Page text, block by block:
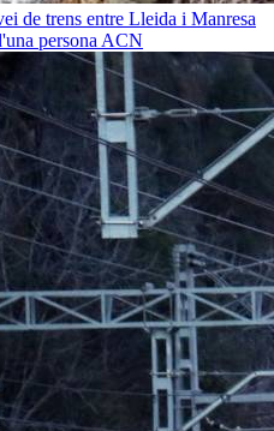
de trens entre Lleida i Manresa
persona ACN